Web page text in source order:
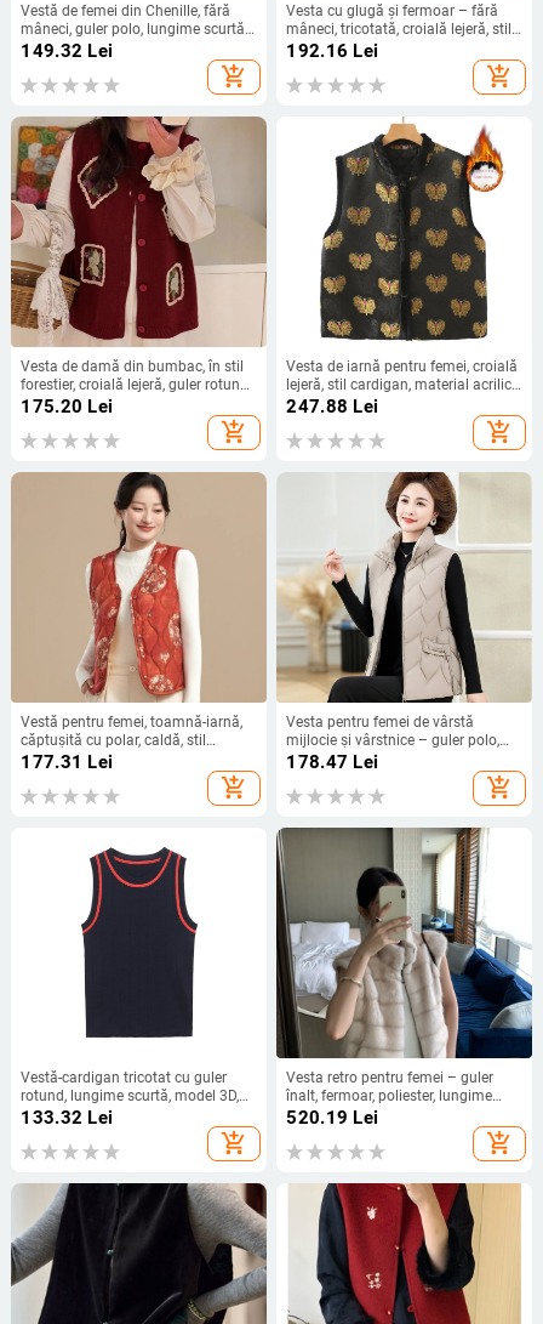
Vestă de femei din Chenille, fără
mâneci, guler polo, lungime scurtă
40–50 cm, închidere cu două
149.32 Lei
add_shopping_cart
Vesta cu glugă și fermoar – fără
mâneci, tricotată, croială lejeră, stil
coreean; material poliester/acril;
192.16 Lei
add_shopping_cart
Vesta de damă din bumbac, în stil
forestier, croială lejeră, guler rotund,
50–70% componență a țesăturii
175.20 Lei
add_shopping_cart
Vesta de iarnă pentru femei, croială
lejeră, stil cardigan, material acrilic
cu umplutură din spandex, lungime
normală 50–65 cm, închidere
frontală cu un rând de nasturi
247.88 Lei
add_shopping_cart
Vestă pentru femei, toamnă-iarnă,
căptușită cu polar, caldă, stil
elegant pentru mame
177.31 Lei
add_shopping_cart
Vesta pentru femei de vârstă
mijlocie și vârstnice – guler polo,
chenille, poliester, stil feminin.
178.47 Lei
add_shopping_cart
Vestă-cardigan tricotat cu guler
rotund, lungime scurtă, model 3D,
material amestec poliester (50–
133.32 Lei
add_shopping_cart
Vesta retro pentru femei – guler
înalt, fermoar, poliester, lungime
50–65 cm
520.19 Lei
add_shopping_cart